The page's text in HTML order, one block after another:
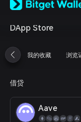
Türkçe
Français
简体中文
繁體中文
Bahasa Indonesia
ภาษาไทย
العربية
DApp Store
我的收藏 浏览
借贷
Aave